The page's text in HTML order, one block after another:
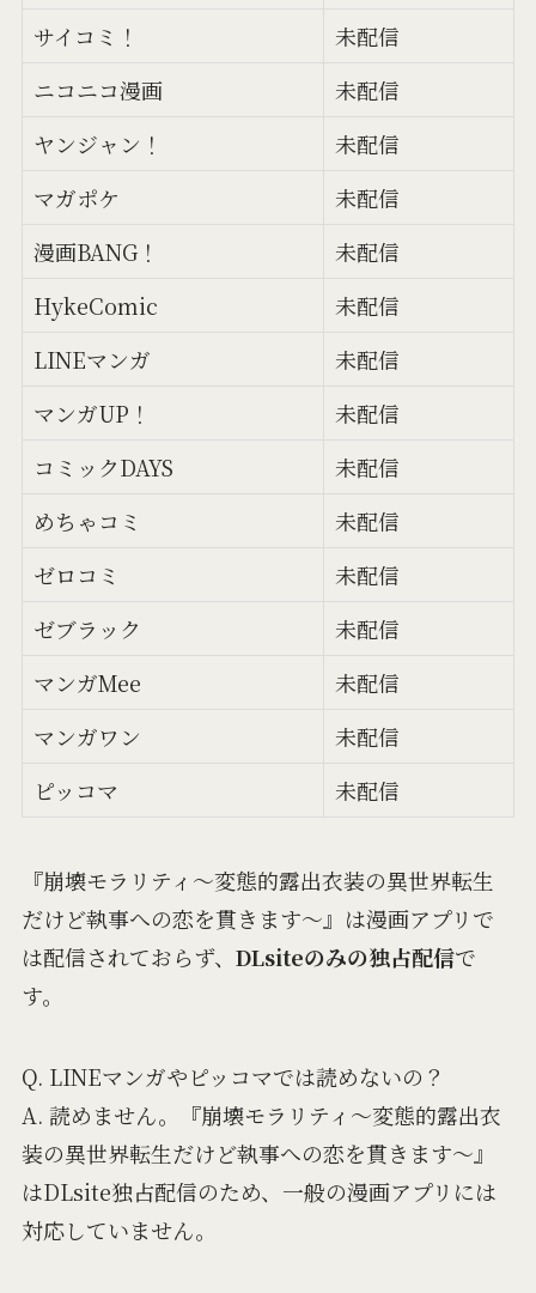
サイコミ！
未配信
ニコニコ漫画
未配信
ヤンジャン！
未配信
マガポケ
未配信
漫画BANG！
未配信
HykeComic
未配信
LINEマンガ
未配信
マンガUP！
未配信
コミックDAYS
未配信
めちゃコミ
未配信
ゼロコミ
未配信
ゼブラック
未配信
マンガMee
未配信
マンガワン
未配信
ピッコマ
未配信
『崩壊モラリティ～変態的露出衣装の異世界転生
だけど執事への恋を貫きます～』は漫画アプリで
は配信されておらず、 DLsiteのみの独占配信で
す。
Q. LINEマンガやピッコマでは読めないの？
A. 読めません。『崩壊モラリティ～変態的露出衣
装の異世界転生だけど執事への恋を貫きます～』
はDLsite独占配信のため、一般の漫画アプリには
対応していません。